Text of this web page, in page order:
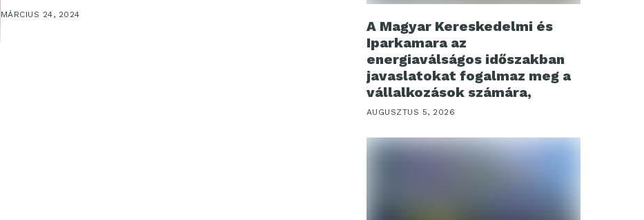
rendezővel...
MÁRCIUS 24, 2024
A Magyar Kereskedelmi és
Iparkamara az
energiaválságos időszakban
javaslatokat fogalmaz meg a
vállalkozások számára,
AUGUSZTUS 5, 2026